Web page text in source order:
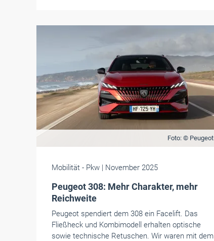
Foto: © Peugeot
Mobilität - Pkw | November 2025
Peugeot 308: Mehr Charakter, mehr
Reichweite
Peugeot spendiert dem 308 ein Facelift. Das
Fließheck und Kombimodell erhalten optische
sowie technische Retuschen. Wir waren mit dem